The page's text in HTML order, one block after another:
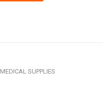
MEDICAL SUPPLIES